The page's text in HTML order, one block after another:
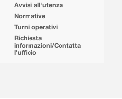
Avvisi all'utenza
Normative
Turni operativi
Richiesta
informazioni/Contatta
l'ufficio